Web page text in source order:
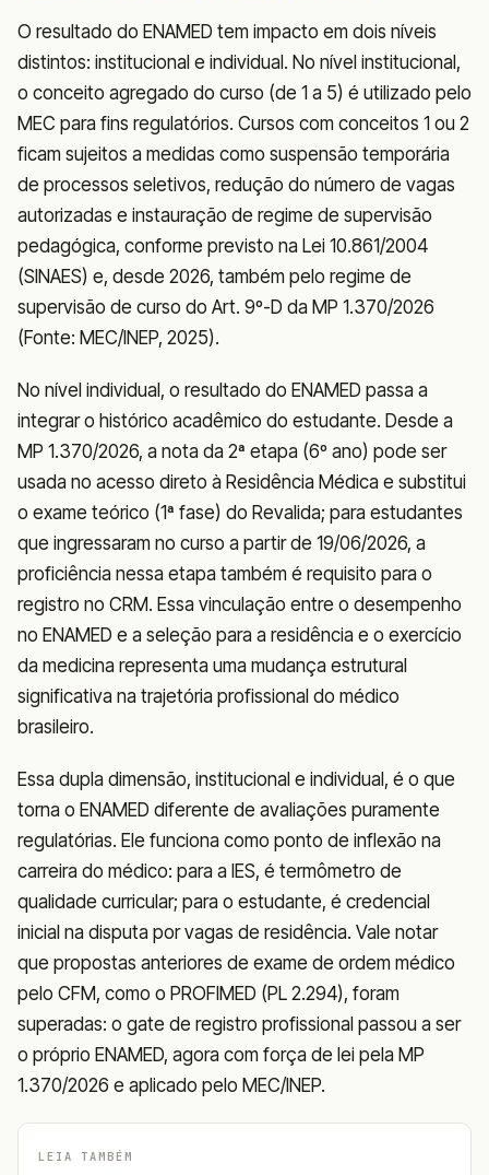
O resultado do ENAMED tem impacto em dois níveis
distintos: institucional e individual. No nível institucional,
o conceito agregado do curso (de 1 a 5) é utilizado pelo
MEC para fins regulatórios. Cursos com conceitos 1 ou 2
ficam sujeitos a medidas como suspensão temporária
de processos seletivos, redução do número de vagas
autorizadas e instauração de regime de supervisão
pedagógica, conforme previsto na Lei 10.861/2004
(SINAES) e, desde 2026, também pelo regime de
supervisão de curso do Art. 9º-D da MP 1.370/2026
(Fonte: MEC/INEP, 2025).
No nível individual, o resultado do ENAMED passa a
integrar o histórico acadêmico do estudante. Desde a
MP 1.370/2026, a nota da 2ª etapa (6º ano) pode ser
usada no acesso direto à Residência Médica e substitui
o exame teórico (1ª fase) do Revalida; para estudantes
que ingressaram no curso a partir de 19/06/2026, a
proficiência nessa etapa também é requisito para o
registro no CRM. Essa vinculação entre o desempenho
no ENAMED e a seleção para a residência e o exercício
da medicina representa uma mudança estrutural
significativa na trajetória profissional do médico
brasileiro.
Essa dupla dimensão, institucional e individual, é o que
torna o ENAMED diferente de avaliações puramente
regulatórias. Ele funciona como ponto de inflexão na
carreira do médico: para a IES, é termômetro de
qualidade curricular; para o estudante, é credencial
inicial na disputa por vagas de residência. Vale notar
que propostas anteriores de exame de ordem médico
pelo CFM, como o PROFIMED (PL 2.294), foram
superadas: o gate de registro profissional passou a ser
o próprio ENAMED, agora com força de lei pela MP
1.370/2026 e aplicado pelo MEC/INEP.
LEIA TAMBÉM